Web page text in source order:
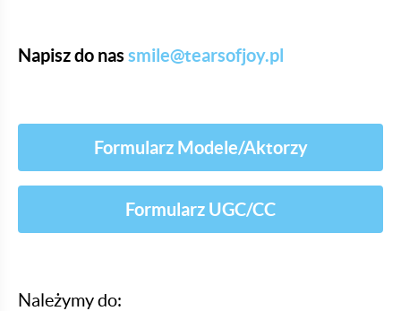
Napisz do nas smile@tearsofjoy.pl
Formularz Modele/Aktorzy
Formularz UGC/CC
Należymy do: